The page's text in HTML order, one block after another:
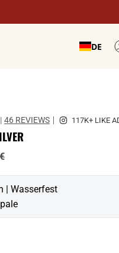
DE
| 46 REVIEWS
| Wasserfest